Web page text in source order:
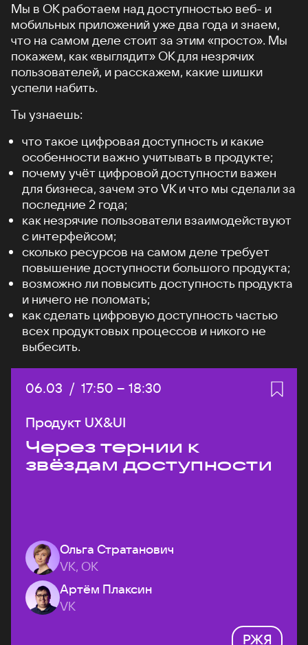
Мы в ОК работаем над доступностью веб- и
мобильных приложений уже два года и знаем,
что на самом деле стоит за этим «просто». Мы
покажем, как «выглядит» ОК для незрячих
пользователей, и расскажем, какие шишки
успели набить.
Ты узнаешь:
что такое цифровая доступность и какие
особенности важно учитывать в продукте;
почему учёт цифровой доступности важен
для бизнеса, зачем это VK и что мы сделали за
последние 2 года;
как незрячие пользователи взаимодействуют
с интерфейсом;
сколько ресурсов на самом деле требует
повышение доступности большого продукта;
возможно ли повысить доступность продукта
и ничего не поломать;
как сделать цифровую доступность частью
всех продуктовых процессов и никого не
выбесить.
Дата:
06.03 / Начало:
17:50 – Конец:
18:30
Продукт UX&UI
Через тернии к
звёздам доступности
Ольга Стратанович
VK, ОК
Артём Плаксин
VK
РЖЯ